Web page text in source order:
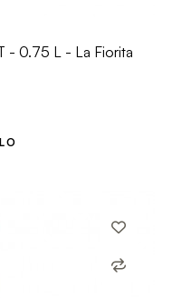
- 0.75 L - La Fiorita